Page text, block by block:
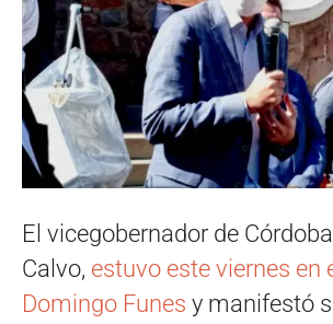
El vicegobernador de
Calvo, estuvo este viernes en
Domingo Funes y manifestó